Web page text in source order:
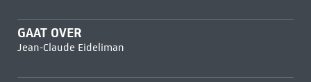
GAAT OVER
Jean-Claude Eideliman